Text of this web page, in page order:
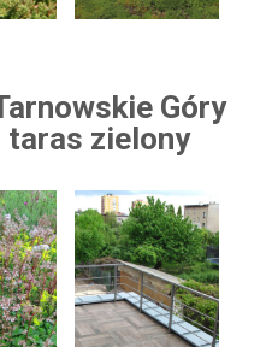
Góry
zielony